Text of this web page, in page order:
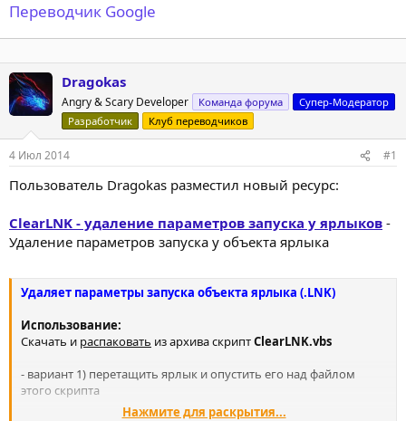
Переводчик Google
Dragokas
Angry & Scary Developer Команда форума
Супер-Модератор
Разработчик
Клуб переводчиков
4 Июл 2014 #1
Пользователь Dragokas разместил новый ресурс:
ClearLNK - удаление параметров запуска у ярлыков -
Удаление параметров запуска у объекта ярлыка
Удаляет параметры запуска объекта ярлыка (.LNK)
Использование:
Скачать и распаковать из архива скриптClearLNK.vbs
- вариант 1) перетащить ярлык и опустить его над файлом
этого скрипта
Нажмите для раскрытия...